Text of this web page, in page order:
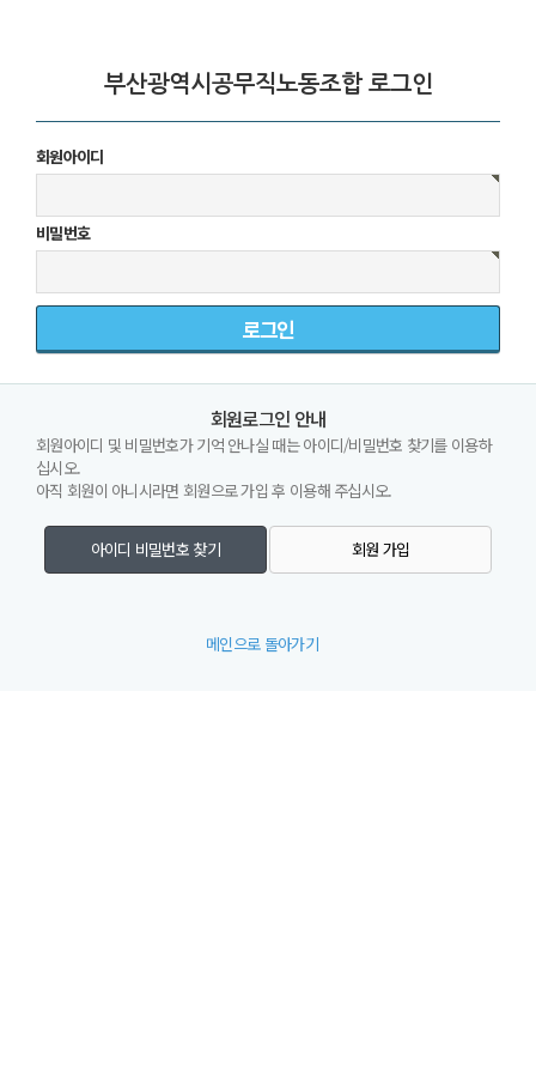
부산광역시공무직노동조합 로그인
회원아이디
비밀번호
회원로그인 안내
회원아이디 및 비밀번호가 기억 안나실 때는 아이디/비밀번호 찾기를 이용하
십시오.
아직 회원이 아니시라면 회원으로 가입 후 이용해 주십시오.
아이디 비밀번호 찾기 회원 가입
메인으로 돌아가기